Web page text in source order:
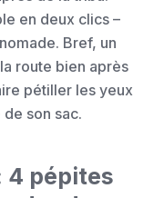
en deux clics –
Bref, un
route bien après
pétiller les yeux
son sac.
4 pépites